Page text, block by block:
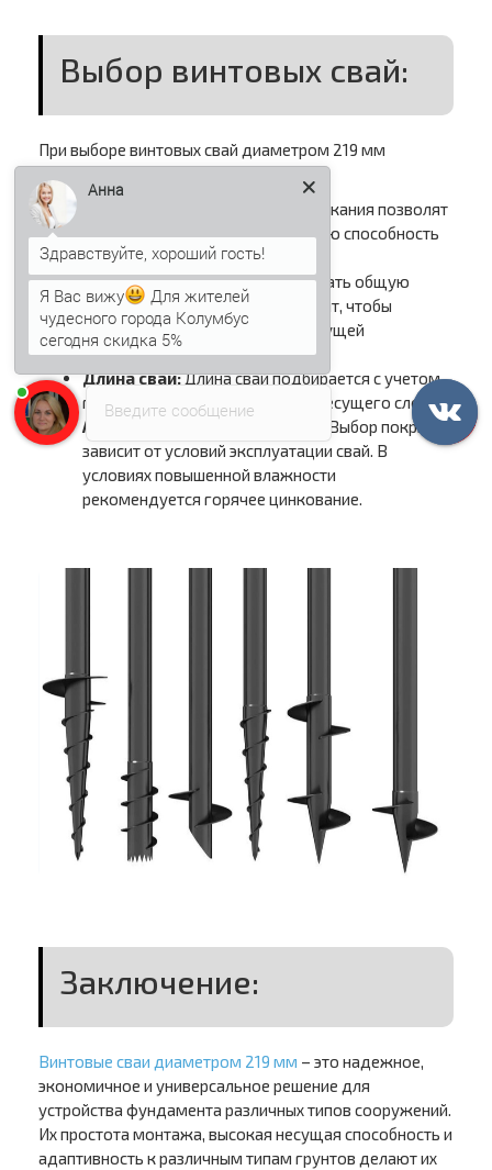
Выбор винтовых свай:
При выборе винтовых свай диаметром 219 мм
необходимо учитывать ряд факторов:
Геологические изыскания позволят
определить тип грунта и несущую способность
свай в конкретных условиях.
Нагрузка:Необходимо рассчитать общую
нагрузку от здания на фундамент, чтобы
выбрать сваи с достаточной несущей
способностью.
Длина свай:Длина свай подбирается с учетом
глубины промерзания грунта и несущего слоя.
Антикоррозионное покрытие:
Выбор покрытия
зависит от условий эксплуатации свай. В
условиях повышенной влажности
рекомендуется горячее цинкование.
Заключение:
Винтовые сваи диаметром 219 мм – это надежное,
экономичное и универсальное решение для
устройства фундамента различных типов сооружений.
Их простота монтажа, высокая несущая способность и
адаптивность к различным типам грунтов делают их
Введите сообщение
Анна
Здравствуйте, хороший гость!
Я Вас вижу
Для жителей
чудесного города Колумбус
сегодня скидка 5%
Аннапечатает...